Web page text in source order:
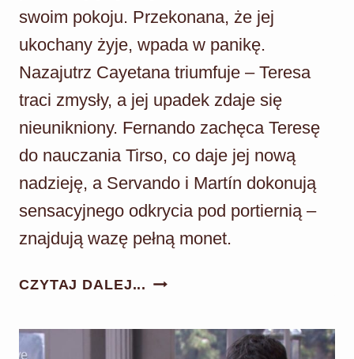
swoim pokoju. Przekonana, że jej
ukochany żyje, wpada w panikę.
Nazajutrz Cayetana triumfuje – Teresa
traci zmysły, a jej upadek zdaje się
nieunikniony. Fernando zachęca Teresę
do nauczania Tirso, co daje jej nową
nadzieję, a Servando i Martín dokonują
sensacyjnego odkrycia pod portiernią –
znajdują wazę pełną monet.
CZYTAJ DALEJ... AKACJOWA